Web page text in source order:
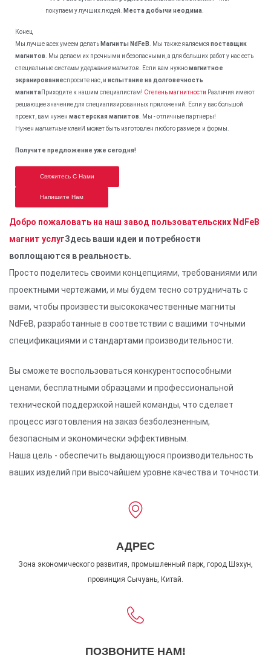
покупаем у лучших людей.
Места добычи неодима
Конец
Мы лучше всех умеем делать Магниты NdFeB . Мы также являемсяпоставщик
магнитов
. Мы делаем их прочными и безопасными, а для больших работ у нас есть
специальныесистемы удержания магнитов . Если вам нужномагнитное
экранированиеспросите нас, ииспытание на долговечность
магнита Приходите к нашим специалистам! Степень магнитности Различия имеют
решающее значение для специализированных приложений. Если у вас большой
проект, вам нуженмастерская магнитов
. Мы - отличные партнеры!
Нуженмагнитные клеиИ может быть изготовлен любого размера и формы.
Получите предложение уже сегодня!
Свяжитесь С Нами
Напишите Нам
Добро пожаловать на наш завод пользовательских NdFeB
магнит услугЗдесь ваши идеи и потребности
воплощаются в реальность.
Просто поделитесь своими концепциями, требованиями или
проектными чертежами, и мы будем тесно сотрудничать с
вами, чтобы произвести высококачественные магниты
NdFeB, разработанные в соответствии с вашими точными
спецификациями и стандартами производительности.
Вы сможете воспользоваться конкурентоспособными
ценами, бесплатными образцами и профессиональной
технической поддержкой нашей команды, что сделает
процесс изготовления на заказ безболезненным,
безопасным и экономически эффективным.
Наша цель - обеспечить выдающуюся производительность
ваших изделий при высочайшем уровне качества и точности.
АДРЕС
Зона экономического развития, промышленный парк, город Шэхун,
провинция Сычуань, Китай.
ПОЗВОНИТЕ НАМ!